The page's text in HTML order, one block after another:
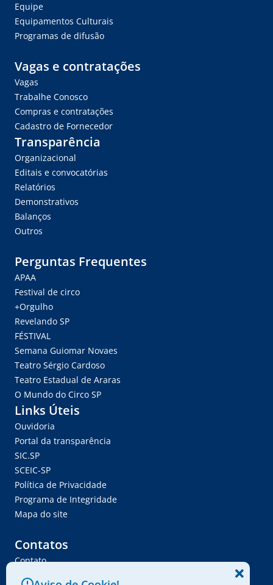
Equipe
Equipamentos Culturais
Programas de difusão
Vagas e contratações
Vagas
Trabalhe Conosco
Compras e contratações
Cadastro de Fornecedor
Transparência
Organizacional
Editais e convocatórias
Relatórios
Demonstrativos
Balanços
Outros
Perguntas Frequentes
APAA
Festival de circo
+Orgulho
Revelando SP
FÉSTIVAL
Semana Guiomar Novaes
Teatro Sérgio Cardoso
Teatro Estadual de Araras
O Mundo do Circo SP
Links Úteis
Ouvidoria
Portal da transparência
SIC.SP
SCEIC-SP
Política de Privacidade
Programa de Integridade
Mapa do site
Contatos
Contato
Trabalhe Conosco